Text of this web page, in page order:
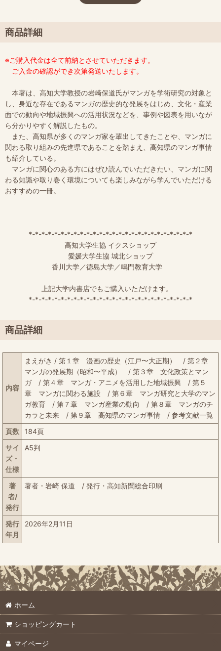
商品詳細
※ご購入代金は全て前納とさせていただきます。
ご入金の確認ができ次第発送いたします。
本著は、高知大学教授の岩崎保道氏がマンガを学術研究の対象と
し、身近な存在であるマンガの歴史的な発展をはじめ、文化・産業
面での動向や地域振興への活用状況などを、事例や図表を用いなが
ら分かりやすく解説したもの。
また、高知県が多くのマンガ家を輩出してきたことや、マンガに
関わる取り組みの先進県であることを踏まえ、高知県のマンガ事情
も紹介している。
マンガに関心のある方にはぜひ読んでいただきたい、マンガに関
わる知識や取り巻く環境についても楽しみながら学んでいただける
おすすめの一冊。
*-*-*-*-*-*-*-*-*-*-*-*-*-*-*-*-*-*-*-*-*-*-*-*-*-*
高知大学生協 イクスショップ
愛媛大学生協 城北ショップ
香川大学／徳島大学／鳴門教育大学
上記大学内書店でもご購入いただけます。
*-*-*-*-*-*-*-*-*-*-*-*-*-*-*-*-*-*-*-*-*-*-*-*-*-*
商品詳細
内容
まえがき / 第１章 漫画の歴史（江戸〜大正期） / 第２章
マンガの発展期（昭和〜平成） / 第３章 文化政策とマン
ガ / 第４章 マンガ・アニメを活用した地域振興 / 第５
章 マンガに関わる施設 / 第６章 マンガ研究と大学のマン
ガ教育 / 第７章 マンガ産業の動向 / 第８章 マンガのチ
カラと未来 / 第９章 高知県のマンガ事情 / 参考文献一覧
頁数
184頁
サイ
ズ・
仕様
A5判
著
者/
発行
著者・岩崎 保道 / 発行・高知新聞総合印刷
発行
年月
2026年2月11日
ホーム
ショッピングカート
マイページ